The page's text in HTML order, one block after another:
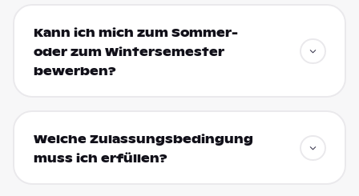
Kann ich mich zum Sommer-
oder zum Wintersemester
bewerben?
Welche Zulassungsbedingung
muss ich erfüllen?